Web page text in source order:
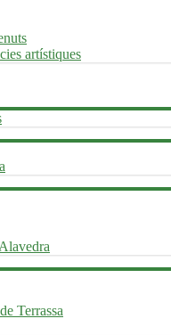
artístiques
Terrassa